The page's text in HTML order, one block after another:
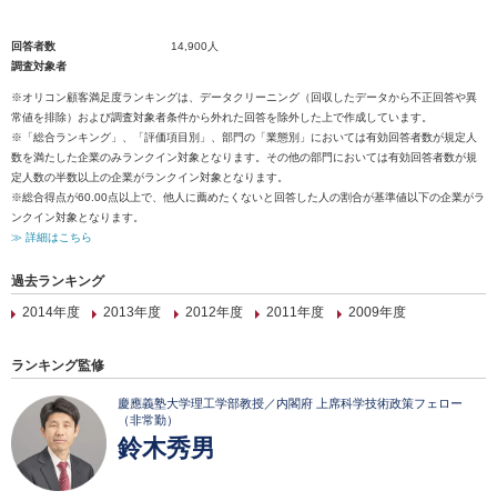
回答者数
14,900人
調査対象者
※オリコン顧客満足度ランキングは、データクリーニング（回収したデータから不正回答や異
常値を排除）および調査対象者条件から外れた回答を除外した上で作成しています。
※「総合ランキング」、「評価項目別」、部門の「業態別」においては有効回答者数が規定人
数を満たした企業のみランクイン対象となります。その他の部門においては有効回答者数が規
定人数の半数以上の企業がランクイン対象となります。
※総合得点が60.00点以上で、他人に薦めたくないと回答した人の割合が基準値以下の企業がラ
ンクイン対象となります。
≫ 詳細はこちら
過去ランキング
2014年度
2013年度 2012年度 2011年度 2009年度
ランキング監修
慶應義塾大学理工学部教授／内閣府 上席科学技術政策フェロー
（非常勤）
鈴木秀男